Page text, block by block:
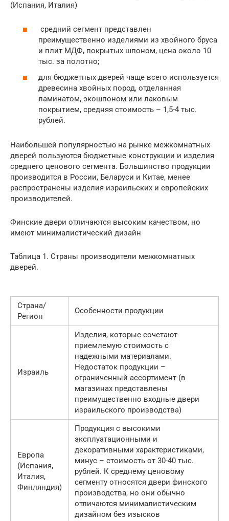
(Испания, Италия)
средний сегмент представлен
преимущественно изделиями из хвойного бруса
и плит МДФ, покрытых шпоном, цена около 10
тыс. за полотно;
для бюджетных дверей чаще всего используется
древесина хвойных пород, отделанная
ламинатом, экошпоном или лаковым
покрытием, средняя стоимость – 1,5-4 тыс.
рублей.
Наибольшей популярностью на рынке межкомнатных
дверей пользуются бюджетные конструкции и изделия
среднего ценового сегмента. Большинство продукции
производится в России, Беларуси и Китае, менее
распространены изделия израильских и европейских
производителей.
Финские двери отличаются высоким качеством, но
имеют минималистический дизайн
Таблица 1. Страны производители межкомнатных
дверей.
Страна/
Регион
Особенности продукции
Израиль
Изделия, которые сочетают
приемлемую стоимость с
надежными материалами.
Недостаток продукции –
ограниченный ассортимент (в
магазинах представлены
преимущественно входные двери
израильского производства)
Европа
(Испания,
Италия,
Финляндия)
Продукция с высокими
эксплуатационными и
декоративными характеристиками,
минус – стоимость от 30-40 тыс.
рублей. К среднему ценовому
сегменту относятся двери финского
производства, но они обычно
отличаются минималистическим
дизайном без изысков